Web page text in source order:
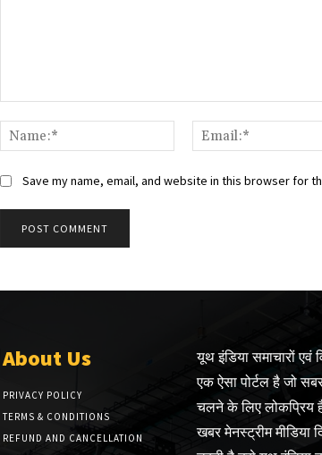
Name:*
Save my name, email, and website in this browser for
About Us
PRIVACY POLICY
TERMS & CONDITIONS
REFUND AND CANCELLATION
यूथ इंडिया समाचारों एवं
एक ऐसा पोर्टल है जो
चलने के लिए लोकप्रिय
खबर मेनस्ट्रीम मीडिया